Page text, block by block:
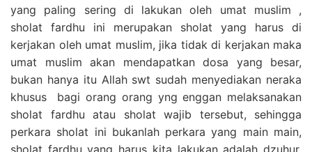
yang paling sering di lakukan oleh umat muslim ,
sholat fardhu ini merupakan sholat yang harus di
kerjakan oleh umat muslim, jika tidak di kerjakan maka
umat muslim akan mendapatkan dosa yang besar,
bukan hanya itu Allah swt sudah menyediakan neraka
khusus bagi orang orang yng enggan melaksanakan
sholat fardhu atau sholat wajib tersebut, sehingga
perkara sholat ini bukanlah perkara yang main main,
sholat fardhu yang harus kita lakukan adalah dzuhur,